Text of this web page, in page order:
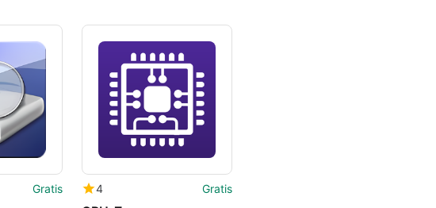
Gratis 4 Gratis